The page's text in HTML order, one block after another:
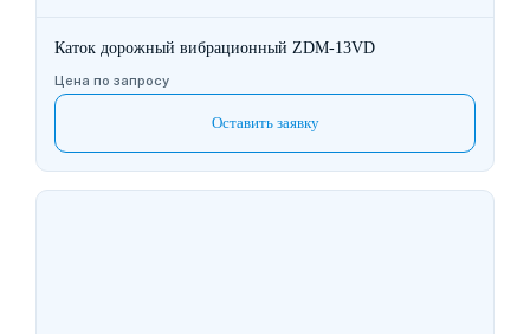
Каток дорожный вибрационный ZDM-13VD
Цена по запросу
Оставить заявку